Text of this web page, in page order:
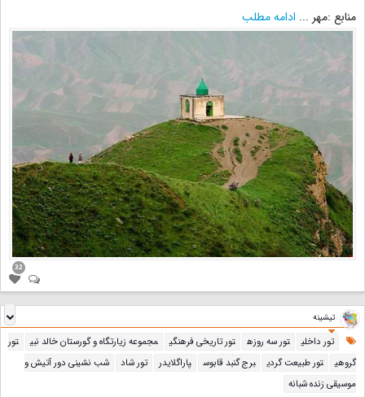
منابع :مهر ... ادامه مطلب
32
تیشینه
تور داخلی تور سه روزه تور تاریخی فرهنگی مجموعه زیارتگاه و گورستان خالد نبی
تور
گروهی
تور طبیعت گردی برج گنبد قابوس پاراگلایدر تور شاد
شب نشینی دور آتیش و
موسیقی زنده شبانه